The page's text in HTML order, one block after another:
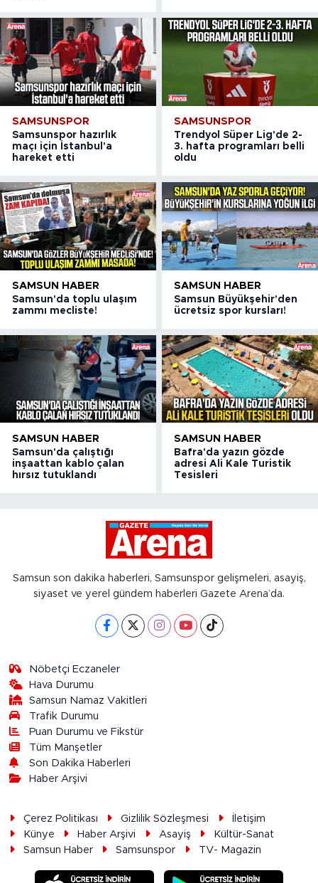
SAMSUNSPOR
Samsunspor hazırlık
maçı için İstanbul'a
hareket etti
SAMSUNSPOR
Trendyol Süper Lig'de 2-
3. hafta programları belli
oldu
SAMSUN HABER
Samsun'da toplu ulaşım
zammı mecliste!
SAMSUN HABER
Samsun Büyükşehir'den
ücretsiz spor kursları!
SAMSUN HABER
Samsun'da çalıştığı
inşaattan kablo çalan
hırsız tutuklandı
SAMSUN HABER
Bafra'da yazın gözde
adresi Ali Kale Turistik
Tesisleri
Samsun son dakika haberleri, Samsunspor gelişmeleri, asayiş,
siyaset ve yerel gündem haberleri Gazete Arena’da.
Nöbetçi Eczaneler
Hava Durumu
Samsun Namaz Vakitleri
Trafik Durumu
Puan Durumu ve Fikstür
Tüm Manşetler
Son Dakika Haberleri
Haber Arşivi
Çerez Politikası Gizlilik Sözleşmesi
İletişim
Künye
Haber Arşivi Asayiş
Kültür-Sanat
Samsun Haber
Samsunspor TV- Magazin